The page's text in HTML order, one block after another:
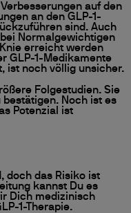
auf den
an den GLP-1-
sind. Auch
Normalgewichtigen
erreicht werden
GLP-1-Medikamente
ist noch völlig unsicher.
Folgestudien. Sie
Noch ist es
Potenzial ist
doch das Risiko ist
kannst Du es
Dich medizinisch
1-Therapie.